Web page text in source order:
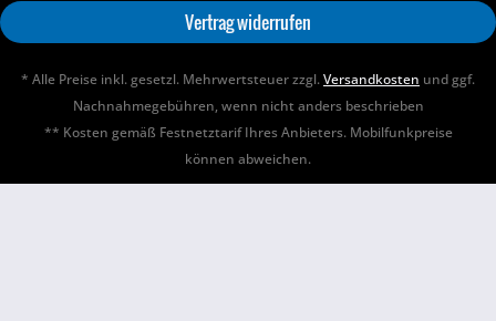
Vertrag widerrufen
* Alle Preise inkl. gesetzl. Mehrwertsteuer zzgl.Versandkosten und ggf.
Nachnahmegebühren, wenn nicht anders beschrieben
** Kosten gemäß Festnetztarif Ihres Anbieters. Mobilfunkpreise
können abweichen.